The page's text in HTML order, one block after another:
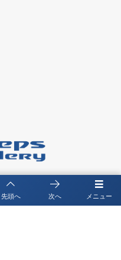
メニュー
先頭へ 次へ
4-4-13 琉映ビル5F